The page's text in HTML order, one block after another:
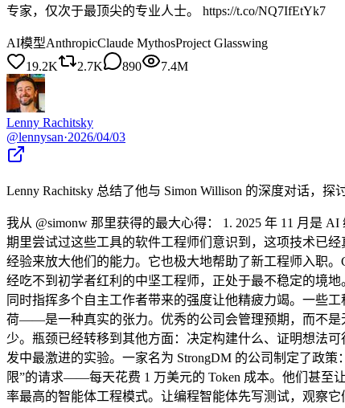
专家，仅次于最顶尖的专业人士。 https://t.co/NQ7IfEtYk7
AI模型AnthropicClaude MythosProject Glasswing
19.2K
2.7K 890 7.4M
Lenny Rachitsky
@lennysan·2026/04/03
Lenny Rachitsky 总结了他与 Simon Willison 的深度对话，
我从 @simonw 那里获得的最大心得： 1. 2025 年 11 月是
期里尝试过这些工具的软件工程师们意识到，这项技术已
经验来放大他们的能力。它也极大地帮助了新工程师入职
经吃不到初学者红利的中坚工程师，正处于最不稳定的境
同时指挥多个自主工作者带来的强度让他精疲力竭。一些
荷——是一种真实的张力。优秀的公司会管理预期，而不
少。瓶颈已经转移到其他方面：决定构建什么、证明想法
发中最激进的实验。一家名为 StrongDM 的公司制定了政
限”的请求——每天花费 1 万美元的 Token 成本。他们甚至
率最高的智能体工程模式。让编程智能体先写测试，观察